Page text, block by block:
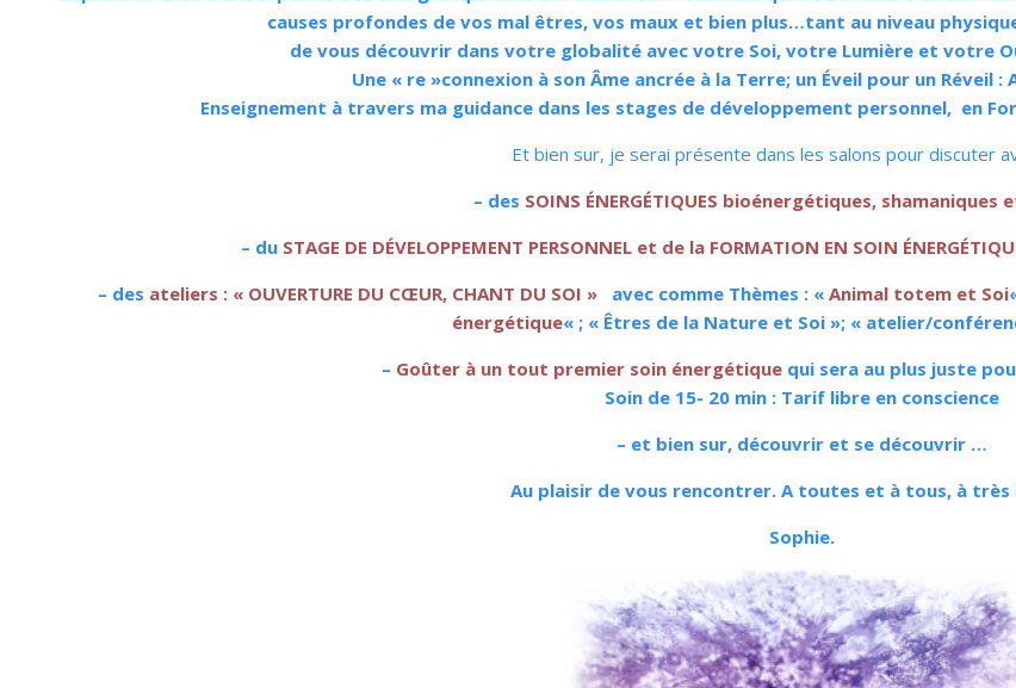
causes profondes de vos mal êtres, vos maux et bien plus…tant au niveau
de vous découvrir dans votre globalité avec votre Soi, votre Lumière et votre
Une « re »connexion à son Âme ancrée à la Terre; un Éveil pour un Réveil :
Enseignement à travers ma guidance dans les stages de développement personnel, en
Et bien sur, je serai présente dans les salons pour discuter
– des SOINS ÉNERGÉTIQUES bioénergétiques, shamaniques
– du STAGE DE DÉVELOPPEMENT PERSONNEL et de la FORMATION EN SOIN
– des ateliers : « OUVERTURE DU CŒUR, CHANT DU SOI » avec comme Thèmes : « Animal totem et Soi
énergétique« ; « Êtres de la Nature et Soi »; « atelier/
– Goûter à un tout premier soin énergétique qui sera au plus juste
Soin de 15- 20 min : Tarif libre en conscience
– et bien sur, découvrir et se découvrir …
Au plaisir de vous rencontrer. A toutes et à tous, à
Sophie.